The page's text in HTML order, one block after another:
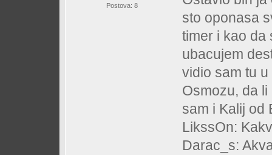
Postova: 8
sto oponasa
timer i kao da
ubacujem
vidio sam tu
Osmozu, da
sam i Kalij od
LikssOn:
Darac_s: